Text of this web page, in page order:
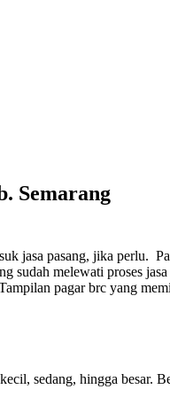
Semarang
jasa pasang, jika perlu.
melewati proses
pagar brc yang
sedang, hingga besar.